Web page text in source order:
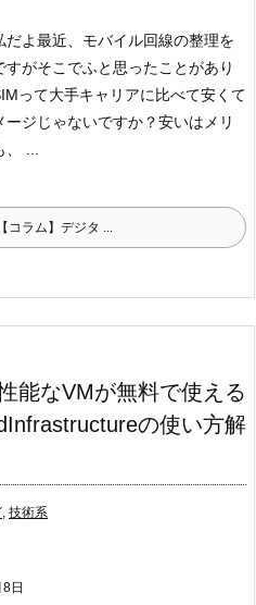
だよ最近、モバイル回線の整理を
すがそこでふと思ったことがあり
って大手キャリアに比べて安くて
ージじゃないですか？安いはメリ
...
コラム】デジタ ...
能なVMが無料で使える
の使い方解
, 技術系
日